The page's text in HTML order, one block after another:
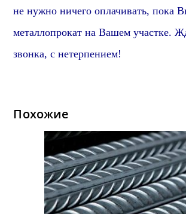
не нужно ничего оплачивать, пока
металлопрокат на Вашем участке.
звонка, с нетерпением!
Похожие